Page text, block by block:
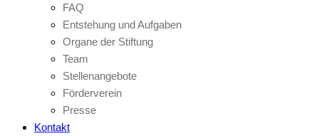
FAQ
Entstehung und Aufgaben
Organe der Stiftung
Team
Stellenangebote
Förderverein
Presse
Kontakt